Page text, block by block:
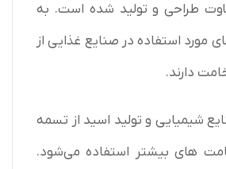
طراحی و تولید شده است. به
مورد استفاده در صنایع غذایی از
شیمیایی و تولید اسید از تسمه
های بیشتر استفاده می‌شود.